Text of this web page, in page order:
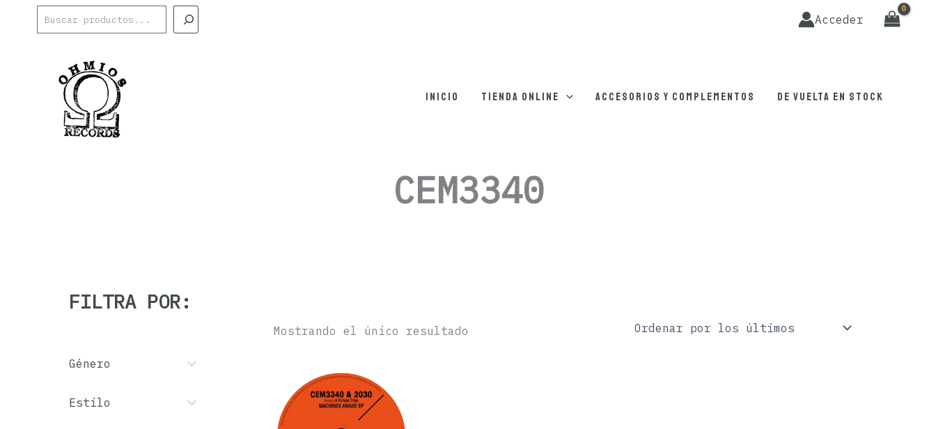
Acceder
Inicio Tienda online Accesorios y complementos De vuelta en stock
CEM3340
FILTRA POR:
Género
Estilo
Mostrando el único resultado